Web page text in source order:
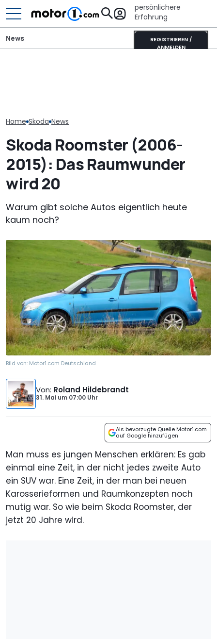
persönlichere
Erfahrung
REGISTRIEREN /
ANMELDEN
News
Home Skoda News
Skoda Roomster (2006-
2015): Das Raumwunder
wird 20
Warum gibt solche Autos eigentlich heute
kaum noch?
Bild von: Motor1.com Deutschland
Von: Roland Hildebrandt
31. Mai um 07:00 Uhr
Als bevorzugte Quelle Motor1.com
auf Google hinzufügen
Man muss es jungen Menschen erklären: Es gab
einmal eine Zeit, in der nicht jedes zweite Auto
ein SUV war. Eine Zeit, in der man bei neuen
Karosserieformen und Raumkonzepten noch
mutig war. So wie beim Skoda Roomster, der
jetzt 20 Jahre wird.